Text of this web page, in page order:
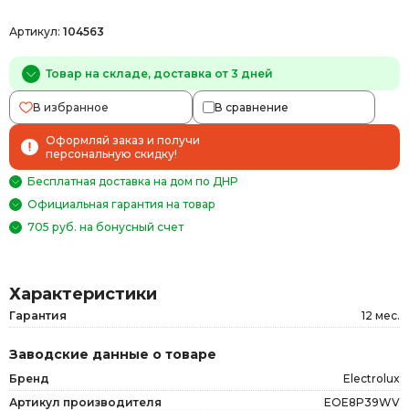
Артикул: 104563
Товар на складе, доставка от 3 дней
В избранное В сравнение
Оформляй заказ и получи
персональную скидку!
Бесплатная доставка на дом по ДНР
Официальная гарантия на товар
705 руб. на бонусный счет
Характеристики
Гарантия 12 мес.
Заводские данные о товаре
Бренд
Electrolux
Артикул производителя
EOE8P39WV